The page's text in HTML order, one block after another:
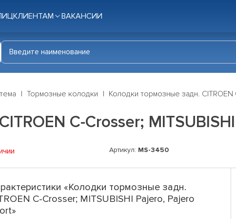
КЛИЕНТАМ ВАКАНСИИ
Тормозные колодки Колодки тормозные задн.
C-Crosser;
Артикул: MS-3450
«Колодки тормозные задн.
C-Crosser; MITSUBISHI Pajero, Pajero